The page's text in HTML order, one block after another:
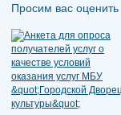
Просим вас оценить